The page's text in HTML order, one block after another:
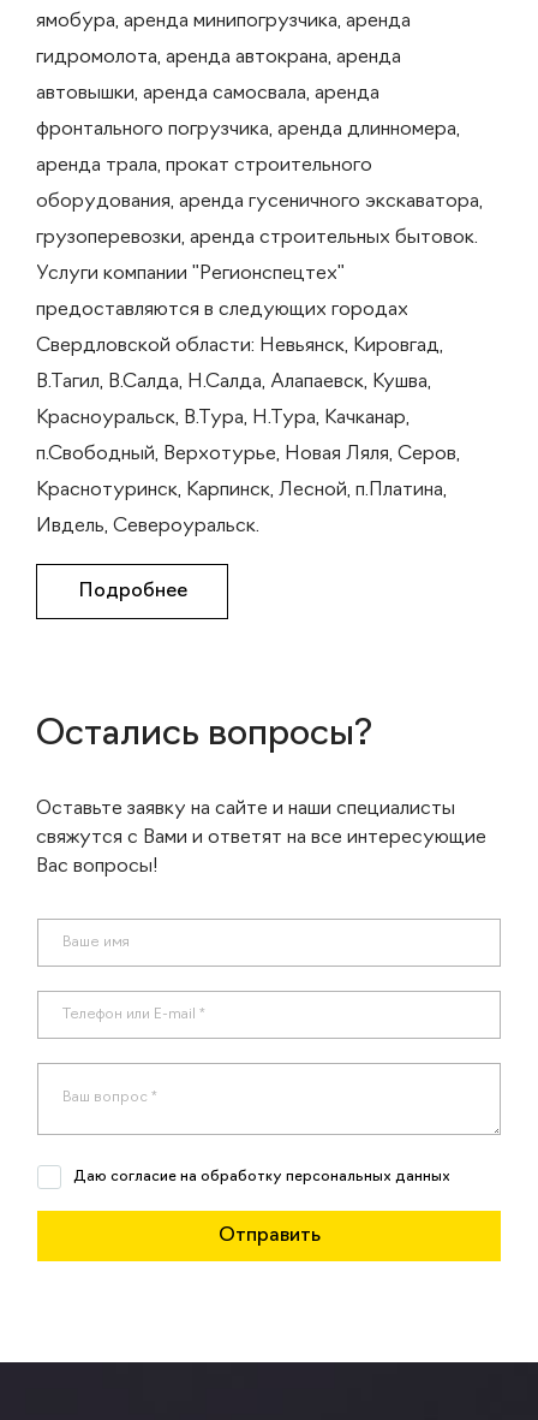
ямобура, аренда минипогрузчика, аренда
гидромолота, аренда автокрана, аренда
автовышки, аренда самосвала, аренда
фронтального погрузчика, аренда длинномера,
аренда трала, прокат строительного
оборудования, аренда гусеничного экскаватора,
грузоперевозки, аренда строительных бытовок.
Услуги компании "Регионспецтех"
предоставляются в следующих городах
Свердловской области: Невьянск, Кировгад,
В.Тагил, В.Салда, Н.Салда, Алапаевск, Кушва,
Красноуральск, В.Тура, Н.Тура, Качканар,
п.Свободный, Верхотурье, Новая Ляля, Серов,
Краснотуринск, Карпинск, Лесной, п.Платина,
Ивдель, Североуральск.
Подробнее
Остались вопросы?
Оставьте заявку на сайте и наши специалисты
свяжутся с Вами и ответят на все интересующие
Вас вопросы!
Даю согласие на обработку персональных данных